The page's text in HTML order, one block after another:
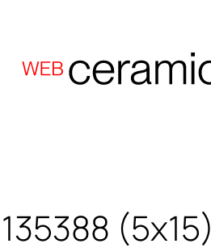
135388 (5x15)